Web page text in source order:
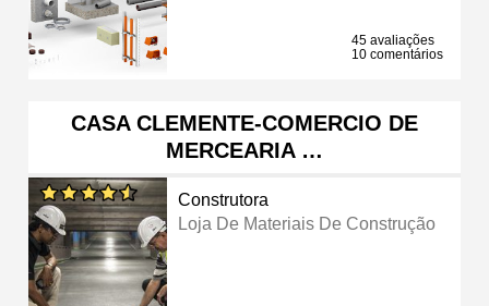
45 avaliações
10 comentários
CASA CLEMENTE-COMERCIO DE
MERCEARIA …
Construtora
Loja De Materiais De Construção